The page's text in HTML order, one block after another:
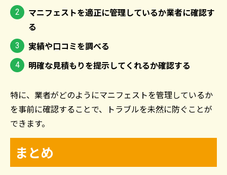
マニフェストを適正に管理しているか業者に確認す
る
実績や口コミを調べる
明確な見積もりを提示してくれるか確認する
特に、業者がどのようにマニフェストを管理しているか
を事前に確認することで、トラブルを未然に防ぐことが
できます。
まとめ